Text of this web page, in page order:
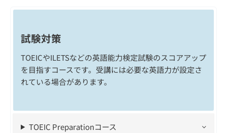
試験対策
TOEICやILETSなどの英語能力検定試験のスコアアップ
を目指すコースです。受講には必要な英語力が設定さ
れている場合があります。
TOEIC Preparationコース